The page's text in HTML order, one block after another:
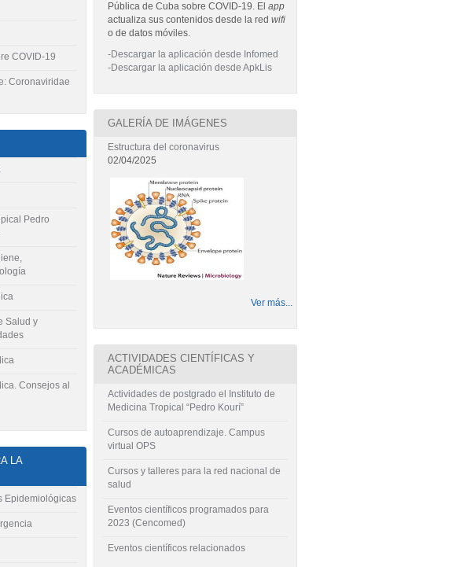
COVID-19
Coronaviridae
Pedro
Salud y
Consejos al
LA
Epidemiológicas
Pública de Cuba sobre COVID-19. Elapp
actualiza sus contenidos desde la redwifi
o de datos móviles.
-Descargar la aplicación desde Infomed
-Descargar la aplicación desde ApkLis
GALERÍA DE IMÁGENES
Estructura del coronavirus
02/04/2025
Ver más...
ACTIVIDADES CIENTÍFICAS Y
ACADÉMICAS
Actividades de postgrado el Instituto de
Medicina Tropical “Pedro Kourí”
Cursos de autoaprendizaje. Campus
virtual OPS
Cursos y talleres para la red nacional de
salud
Eventos científicos programados para
2023 (Cencomed)
Eventos científicos relacionados